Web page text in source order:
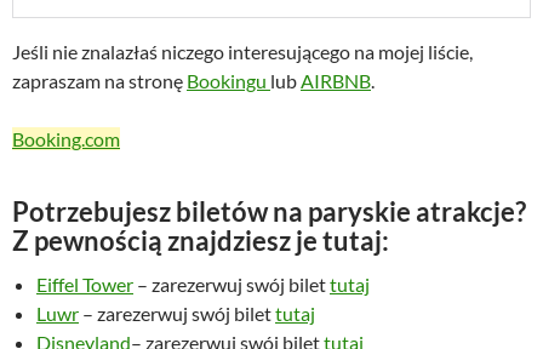
Jeśli nie znalazłaś niczego interesującego na mojej liście,
zapraszam na stronę Bookingu lubAIRBNB.
Booking.com
Potrzebujesz biletów na paryskie atrakcje?
Z pewnością znajdziesz je tutaj:
Eiffel Tower – zarezerwuj swój bilettutaj
Luwr – zarezerwuj swój bilettutaj
Disneyland– zarezerwuj swój bilettutaj